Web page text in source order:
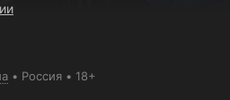
Россия 18+